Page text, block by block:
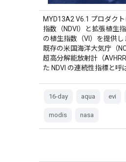
MYD13A2 V6.1 プロダク
指数（NDVI）と拡張植生
の植生指数（VI）を提供し
既存の米国海洋大気庁（
超高分解能放射計（
た NDVI の連続性指標と呼
16-day aqua evi
modis nasa